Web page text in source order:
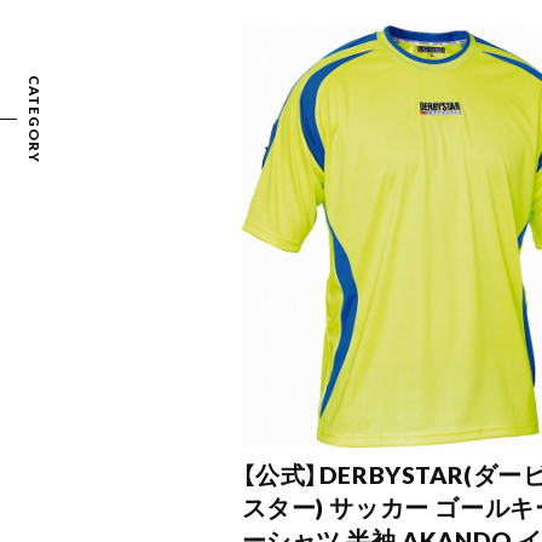
CATEGORY
【公式】DERBYSTAR(ダー
スター) サッカー ゴールキ